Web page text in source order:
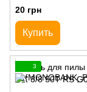
20 грн
Купить
3